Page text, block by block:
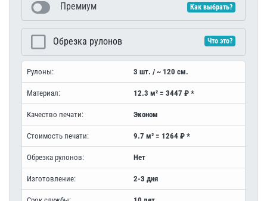
Премиум Как выбрать?
Обрезка рулонов Что это?
Рулоны: 3 шт. / ~ 120 см.
Материал: 12.3 м² = 3447 ₽ *
Качество печати: Эконом
Стоимость печати: 9.7 м² = 1264 ₽ *
Обрезка рулонов: Нет
Изготовление: 2-3 дня